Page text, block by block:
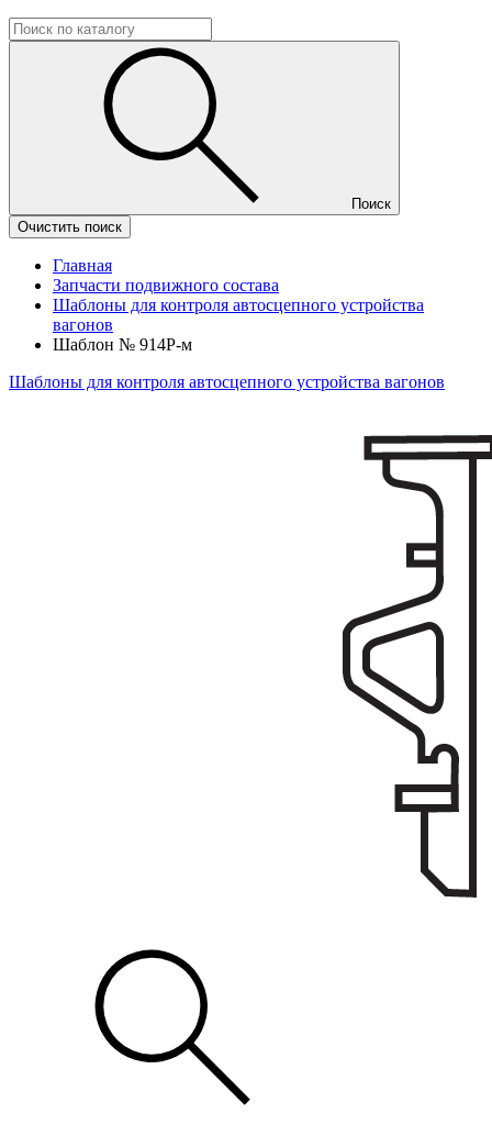
Поиск
Очистить поиск
Главная
Запчасти подвижного состава
Шаблоны для контроля автосцепного устройства
вагонов
Шаблон № 914Р-м
Шаблоны для контроля автосцепного устройства вагонов